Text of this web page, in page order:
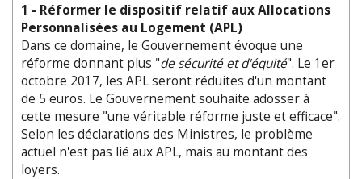
1 - Réformer le dispositif relatif aux Allocations
Personnalisées au Logement (APL)
Dans ce domaine, le Gouvernement évoque une
réforme donnant plus "de sécurité et d'équité". Le 1er
octobre 2017, les APL seront réduites d'un montant
de 5 euros. Le Gouvernement souhaite adosser à
cette mesure "une véritable réforme juste et efficace".
Selon les déclarations des Ministres, le problème
actuel n'est pas lié aux APL, mais au montant des
loyers.